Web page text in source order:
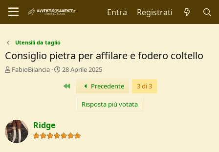
Entra Registrati
Utensili da taglio
Consiglio pietra per affilare e fodero coltello
C
r
e
D
FabioBilancia
D
t
n
i
28 Aprile 2025
Primo Precedente 3 di 3
Risposta più votata
Ridge